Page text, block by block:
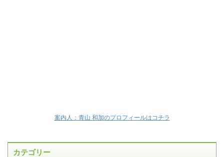
案内人：青山 和加のプロフィールはコチラ
カテゴリー